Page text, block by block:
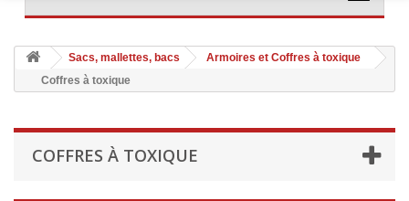
Sacs, mallettes, bacs
Armoires et Coffres à toxique
Coffres à toxique
COFFRES À TOXIQUE